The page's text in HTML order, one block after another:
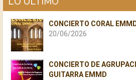
CONCIERTO CORAL
20/06/2026
CONCIERTO DE
GUITARRA EMMD